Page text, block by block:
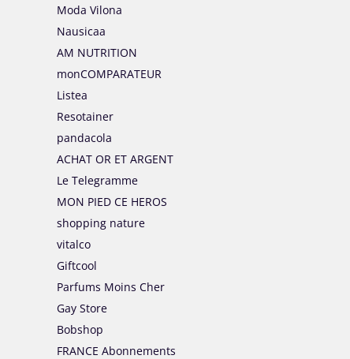
Moda Vilona
Nausicaa
AM NUTRITION
monCOMPARATEUR
Listea
Resotainer
pandacola
ACHAT OR ET ARGENT
Le Telegramme
MON PIED CE HEROS
shopping nature
vitalco
Giftcool
Parfums Moins Cher
Gay Store
Bobshop
FRANCE Abonnements